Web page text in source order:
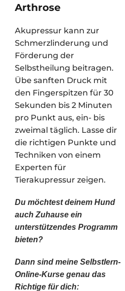
Arthrose
Akupressur kann zur
Schmerzlinderung und
Förderung der
Selbstheilung beitragen.
Übe sanften Druck mit
den Fingerspitzen für 30
Sekunden bis 2 Minuten
pro Punkt aus, ein- bis
zweimal täglich. Lasse dir
die richtigen Punkte und
Techniken von einem
Experten für
Tierakupressur zeigen.
Du möchtest deinem Hund
auch Zuhause ein
unterstützendes Programm
bieten?
Dann sind meine Selbstlern-
Online-Kurse genau das
Richtige für dich: